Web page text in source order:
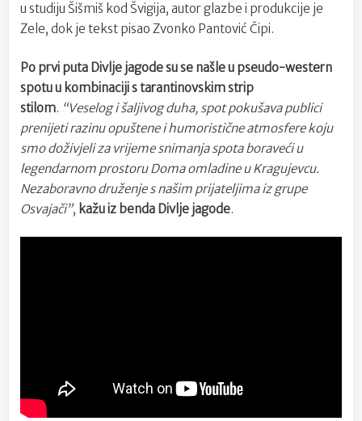
u studiju Šišmiš kod Švigija, autor glazbe i produkcije je
Zele, dok je tekst pisao Zvonko Pantović Čipi.
Po prvi puta Divlje jagode su se našle u pseudo-western
spotu u kombinaciji s tarantinovskim strip
stilom. “Veselog i šaljivog duha, spot pokušava publici
prenijeti razinu opuštene i humoristične atmosfere koju
smo doživjeli za vrijeme snimanja spota boraveći u
legendarnom prostoru Doma omladine u Kragujevcu.
Nezaboravno druženje s našim prijateljima iz grupe
Osvajači”, kažu iz benda Divlje jagode.